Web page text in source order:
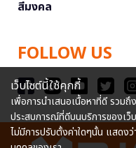
สีมงคล
FOLLOW US
เว็บไซต์นี้ใช้คุกกี้
เพื่อการนำเสนอเนื้อหาที่ดี รวม
ประสบการณ์ที่ดีบนบริการของเว็
ไม่มีการปรับตั้งค่าใดๆนั้น แสดง